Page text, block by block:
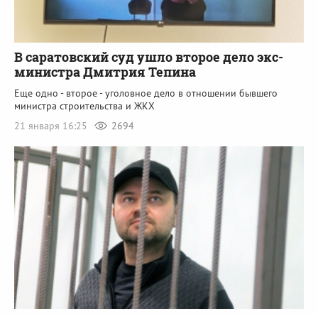
В саратовский суд ушло второе дело экс-
министра Дмитрия Тепина
Еще одно - второе - уголовное дело в отношении бывшего
министра строительства и ЖКХ
21 января 16:25
2694